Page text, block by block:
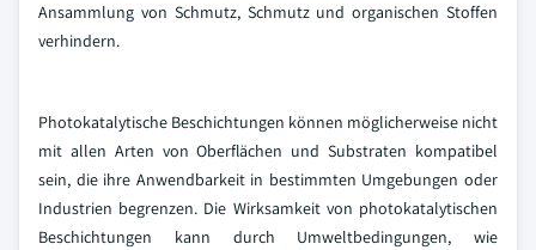
Ansammlung von Schmutz, Schmutz und organischen Stoffen
verhindern.
Photokatalytische Beschichtungen können möglicherweise nicht
mit allen Arten von Oberflächen und Substraten kompatibel
sein, die ihre Anwendbarkeit in bestimmten Umgebungen oder
Industrien begrenzen. Die Wirksamkeit von photokatalytischen
Beschichtungen kann durch Umweltbedingungen, wie